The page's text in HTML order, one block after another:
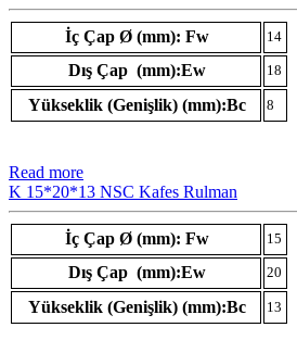
İç Çap Ø (mm): Fw 14
Dış Çap (mm):Ew 18
Yükseklik (Genişlik) (mm):Bc 8
Read more
K 15*20*13 NSC Kafes Rulman
İç Çap Ø (mm): Fw 15
Dış Çap (mm):Ew 20
Yükseklik (Genişlik) (mm):Bc 13